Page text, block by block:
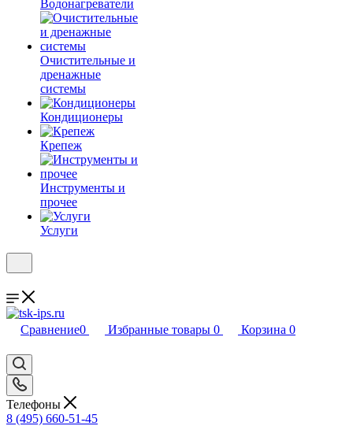
Водонагреватели
Очистительные и
дренажные
системы
Кондиционеры
Крепеж
Инструменты и
прочее
Услуги
Сравнение0 Избранные товары 0 Корзина 0
Телефоны
8 (495) 660-51-45